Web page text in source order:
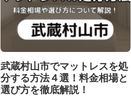
武蔵村山市でマットレスを処
分する方法４選！料金相場と
選び方を徹底解説！